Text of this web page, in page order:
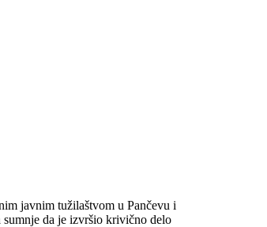
javnim tužilaštvom u Pančevu i
sumnje da je izvršio krivično delo